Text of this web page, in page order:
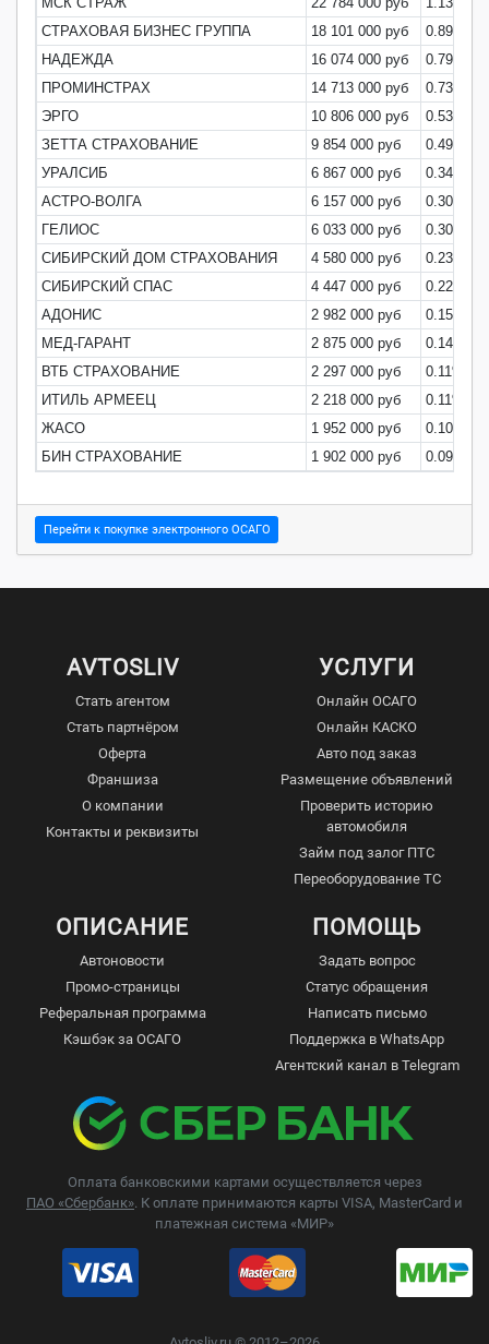
СТРАХОВАЯ БИЗНЕС ГРУППА
18 101 000 руб
0.89%
НАДЕЖДА
16 074 000 руб
0.79%
ПРОМИНСТРАХ
14 713 000 руб
0.73%
ЭРГО
10 806 000 руб
0.53%
ЗЕТТА СТРАХОВАНИЕ
9 854 000 руб
0.49%
УРАЛСИБ
6 867 000 руб
0.34%
АСТРО-ВОЛГА
6 157 000 руб
0.30%
ГЕЛИОС
6 033 000 руб
0.30%
СИБИРСКИЙ ДОМ СТРАХОВАНИЯ
4 580 000 руб
0.23%
СИБИРСКИЙ СПАС
4 447 000 руб
0.22%
АДОНИС
2 982 000 руб
0.15%
МЕД-ГАРАНТ
2 875 000 руб
0.14%
ВТБ СТРАХОВАНИЕ
2 297 000 руб
0.11%
ИТИЛЬ АРМЕЕЦ
2 218 000 руб
0.11%
ЖАСО
1 952 000 руб
0.10%
БИН СТРАХОВАНИЕ
1 902 000 руб 0.09%
Перейти к покупке электронного ОСАГО
AVTOSLIV
Стать агентом
Стать партнёром
Оферта
Франшиза
О компании
Контакты и реквизиты
УСЛУГИ
Онлайн ОСАГО
Онлайн КАСКО
Авто под заказ
Размещение объявлений
Проверить историю
автомобиля
Займ под залог ПТС
Переоборудование ТС
ОПИСАНИЕ
Автоновости
Промо-страницы
Реферальная программа
Кэшбэк за ОСАГО
ПОМОЩЬ
Задать вопрос
Статус обращения
Написать письмо
Поддержка в WhatsApp
Агентский канал в Telegram
Оплата банковскими картами осуществляется через
ПАО «Сбербанк». К оплате принимаются карты VISA, MasterCard и
платежная система «МИР»